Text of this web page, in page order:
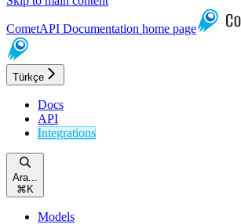
CometAPI Documentation home page
Türkçe
Docs
API
Integrations
Ara...
⌘ K
Models